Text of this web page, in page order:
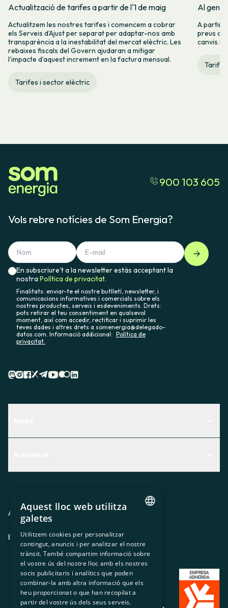
Actualització de tarifes a partir de l'1 de maig
Actualitzem les nostres tarifes i comencem a cobrar
els Serveis d’Ajust per separat per adaptar-nos amb
transparència a la inestabilitat del mercat elèctric. Les
rebaixes fiscals del Govern ajudaran a mitigar
l’impacte d’aquest increment en la factura mensual.
Tarifes i sector elèctric
Al
A partir
preus de
canvis hi
900 103 605
Vols rebre notícies de Som Energia?
En subscriure't a la newsletter estàs acceptant la
nostraPolítica de privacitat.
Finalitats: enviar-te el nostre butlletí, newsletter, i
comunicacions informatives i comercials sobre els
nostres productes, serveis i esdeveniments. Drets:
pots retirar el teu consentiment en qualsevol
moment, així com accedir, rectificar i suprimir les
teves dades i altres drets a somenergia@delegado-
datos.com. Informació addicional: Política de
privacitat.
Premsa
Treballa amb nosaltres
Avis legal Política de privacitatPolítica de cookies
ES CAGLEU
SPANISH
GL
BASQUE
Aquest lloc web utilitza
galetes
Utilitzem cookies per personalitzar
contingut, anuncis i per analitzar el nostre
trànsit. També compartim informació sobre
el vostre ús del nostre lloc amb els nostres
socis publicitaris i analítics que poden
combinar-la amb altra informació que els
heu proporcionat o que han recopilat a
partir del vostre ús dels seus serveis.